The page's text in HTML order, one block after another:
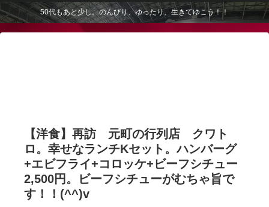
50代もあと少し。のんびり、ゆったり、生きてゆこう！！
【洋食】再訪 元町の行列店 クワト
ロ。幸せなランチKセット。ハンバーグ
+エビフライ+コロッケ+ビーフシチュー
2,500円。ビーフシチューがむちゃ旨で
す！！(^^)v